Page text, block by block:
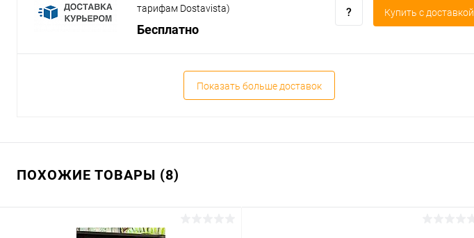
тарифам Dostavista)
Бесплатно
Купить c доставкой
Показать больше доставок
ПОХОЖИЕ ТОВАРЫ (8)